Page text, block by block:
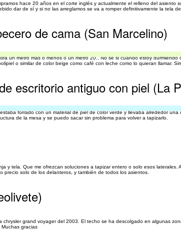
hace 20 años en el corte inglés y actualmente el relleno del asiento
dar de sí y si no las arreglamos se va a romper definitivamente la tela
de cama (San Marcelino)
un metro más o menos o un metro 20.. No sé si cuando estoy durmiendo
o similar de color beige como café con leche como lo quieran llamar.
escritorio antiguo con piel (La
forrado con un material de piel de color verde y llevaba alrededor una
de la mesa y se puedo sacar sin problema para volver a tapizarlo.
tela. Que me ofrezcan soluciones a tapizar entero o solo esos laterales.
solo de los delanteros, y también de todos los asientos.
grand voyager del 2003. El techo se ha descolgado en algunas
gracias